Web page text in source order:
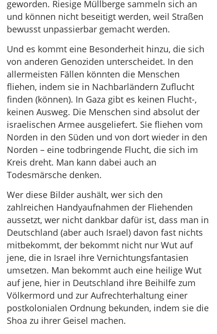
geworden. Riesige Müllberge sammeln sich an
und können nicht beseitigt werden, weil Straßen
bewusst unpassierbar gemacht werden.
Und es kommt eine Besonderheit hinzu, die sich
von anderen Genoziden unterscheidet. In den
allermeisten Fällen könnten die Menschen
fliehen, indem sie in Nachbarländern Zuflucht
finden (können). In Gaza gibt es keinen Flucht-,
keinen Ausweg. Die Menschen sind absolut der
israelischen Armee ausgeliefert. Sie fliehen vom
Norden in den Süden und von dort wieder in den
Norden – eine todbringende Flucht, die sich im
Kreis dreht. Man kann dabei auch an
Todesmärsche denken.
Wer diese Bilder aushält, wer sich den
zahlreichen Handyaufnahmen der Fliehenden
aussetzt, wer nicht dankbar dafür ist, dass man in
Deutschland (aber auch Israel) davon fast nichts
mitbekommt, der bekommt nicht nur Wut auf
jene, die in Israel ihre Vernichtungsfantasien
umsetzen. Man bekommt auch eine heilige Wut
auf jene, hier in Deutschland ihre Beihilfe zum
Völkermord und zur Aufrechterhaltung einer
postkolonialen Ordnung bekunden, indem sie die
Shoa zu ihrer Geisel machen.